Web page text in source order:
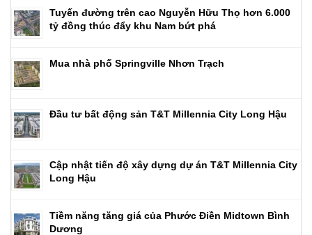
Tuyến đường trên cao Nguyễn Hữu Thọ hơn 6.000
tỷ đồng thúc đẩy khu Nam bứt phá
Mua nhà phố Springville Nhơn Trạch
Đầu tư bất động sản T&T Millennia City Long Hậu
Cập nhật tiến độ xây dựng dự án T&T Millennia City
Long Hậu
Tiềm năng tăng giá của Phước Điền Midtown Bình
Dương